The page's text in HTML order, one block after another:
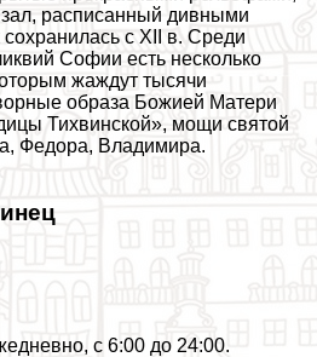
расписанный дивными
с XII в. Среди
Софии есть несколько
жаждут тысячи
образа Божией Матери
Тихвинской», мощи святой
Федора, Владимира.
с 6:00 до 24:00.